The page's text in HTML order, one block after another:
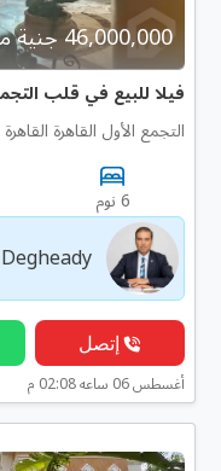
46,000,000 جنية مصرى
فيلا للبيع في قلب
التجمع الأول القاهرة
6 نوم
إتصل
أغسطس 06 ساعه 02:08 م